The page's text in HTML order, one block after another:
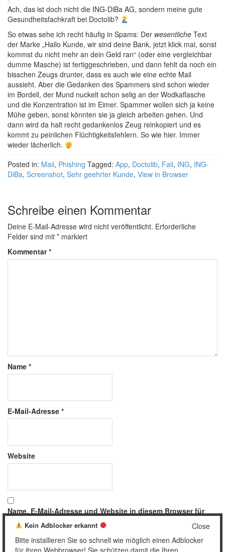
Ach, das ist doch nicht die ING-DiBa AG, sondern meine gute
Gesundheitsfachkraft bei Doctolib?
So etwas sehe ich recht häufig in Spams: Der wesentliche Text
der Marke „Hallo Kunde, wir sind deine Bank, jetzt klick mal, sonst
kommst du nicht mehr an dein Geld ran“ (oder eine vergleichbar
dumme Masche) ist fertiggeschrieben, und dann fehlt da noch ein
bisschen Zeugs drunter, dass es auch wie eine echte Mail
aussieht. Aber die Gedanken des Spammers sind schon wieder
im Bordell, der Mund nuckelt schon selig an der Wodkaflasche
und die Konzentration ist im Eimer. Spammer wollen sich ja keine
Mühe geben, sonst könnten sie ja gleich arbeiten gehen. Und
dann wird da halt recht gedankenlos Zeug reinkopiert und es
kommt zu peinlichen Flüchtigkeitsfehlern. So wie hier. Immer
wieder lächerlich.
Posted in: Mail, Phishing Tagged: App, Doctolib, Fail, ING, ING-
DiBa, Screenshot, Sehr geehrter Kunde, View in Browser
Schreibe einen Kommentar
Deine E-Mail-Adresse wird nicht veröffentlicht. Erforderliche
Felder sind mit * markiert
Kommentar*
Name *
E-Mail-Adresse *
Website
Name, E-Mail-Adresse und Website in diesem Browser für
meinen nächsten Kommentar speichern.
Close
Kein Adblocker erkannt
Bitte installieren Sie so schnell wie möglich einen Adblocker
für ihren Webbrowser! Sie schützen damit die Ihren